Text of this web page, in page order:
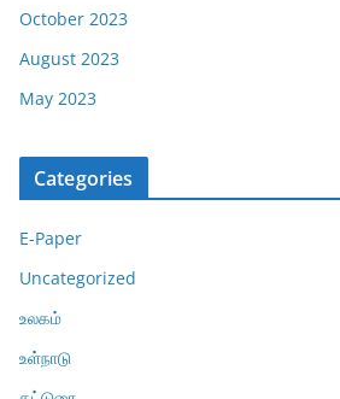
October 2023
August 2023
May 2023
Categories
E-Paper
Uncategorized
உலகம்
உள்நாடு